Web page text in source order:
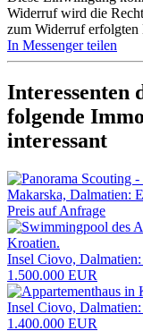
Widerruf wird die
zum Widerruf erfolgten
In Messenger teilen
Interessenten
folgende
interessant
Makarska, Dalmatien:
Preis auf Anfrage
Insel Ciovo,
1.500.000 EUR
Insel Ciovo,
1.400.000 EUR